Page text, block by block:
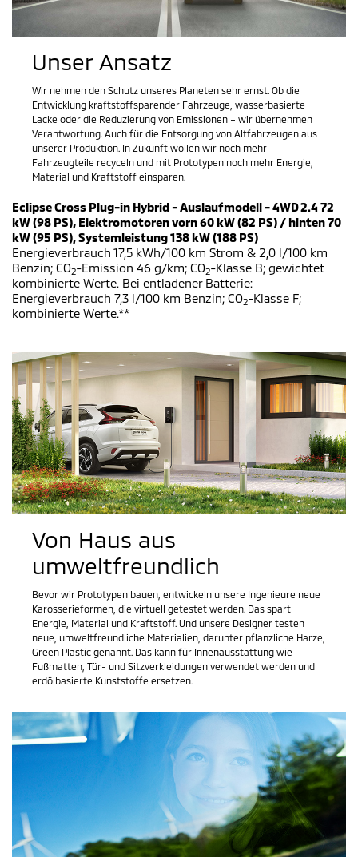
Unser Ansatz
Wir nehmen den Schutz unseres Planeten sehr ernst. Ob die
Entwicklung kraftstoffsparender Fahrzeuge, wasserbasierte
Lacke oder die Reduzierung von Emissionen – wir übernehmen
Verantwortung. Auch für die Entsorgung von Altfahrzeugen aus
unserer Produktion. In Zukunft wollen wir noch mehr
Fahrzeugteile recyceln und mit Prototypen noch mehr Energie,
Material und Kraftstoff einsparen.
Eclipse Cross Plug-in Hybrid - Auslaufmodell - 4WD 2.4 72
kW (98 PS), Elektromotoren vorn 60 kW (82 PS) / hinten 70
kW (95 PS), Systemleistung 138 kW (188 PS)
Energieverbrauch 17,5 kWh/100 km Strom & 2,0 l/100 km
Benzin; CO2-Emission 46 g/km; CO2-Klasse B; gewichtet
kombinierte Werte. Bei entladener Batterie:
Energieverbrauch 7,3 l/100 km Benzin; CO2-Klasse F;
kombinierte Werte.**
Von Haus aus
umweltfreundlich
Bevor wir Prototypen bauen, entwickeln unsere Ingenieure neue
Karosserieformen, die virtuell getestet werden. Das spart
Energie, Material und Kraftstoff. Und unsere Designer testen
neue, umweltfreundliche Materialien, darunter pflanzliche Harze,
Green Plastic genannt. Das kann für Innenausstattung wie
Fußmatten, Tür- und Sitzverkleidungen verwendet werden und
erdölbasierte Kunststoffe ersetzen.